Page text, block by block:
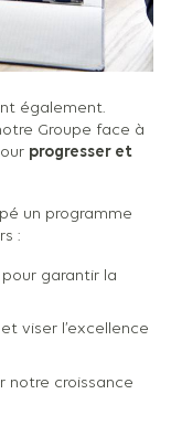
également.
Groupe face à
progresser et
un programme
:
pour garantir la
et viser l’excellence
notre croissance